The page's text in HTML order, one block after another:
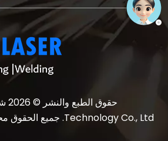
حقوق الطبع والنشر ©2026
Technology Co., Ltd. جميع الحقوق محفوظة.